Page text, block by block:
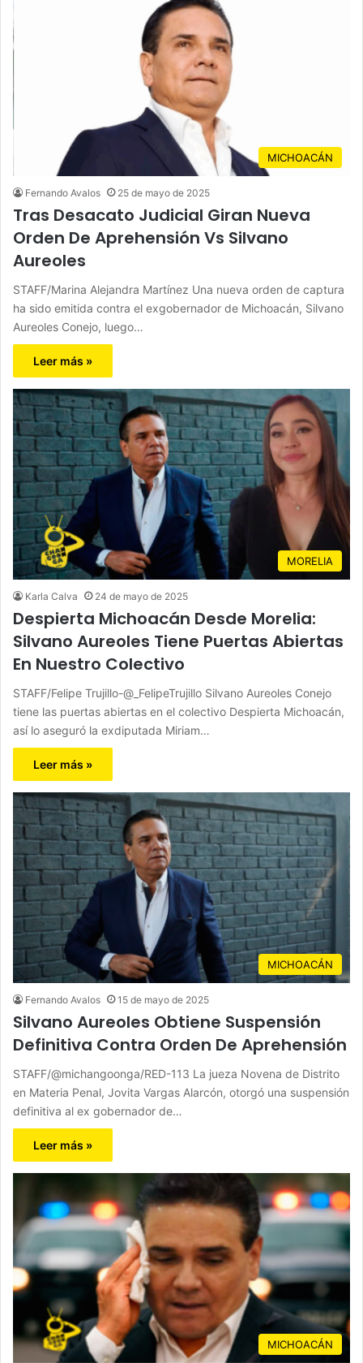
MICHOACÁN
Fernando Avalos 25 de mayo de 2025
Tras Desacato Judicial Giran Nueva
Orden De Aprehensión Vs Silvano
Aureoles
STAFF/Marina Alejandra Martínez Una nueva orden de captura
ha sido emitida contra el exgobernador de Michoacán, Silvano
Aureoles Conejo, luego…
Leer más »
MORELIA
Karla Calva 24 de mayo de 2025
Despierta Michoacán Desde Morelia:
Silvano Aureoles Tiene Puertas Abiertas
En Nuestro Colectivo
STAFF/Felipe Trujillo-@_FelipeTrujillo Silvano Aureoles Conejo
tiene las puertas abiertas en el colectivo Despierta Michoacán,
así lo aseguró la exdiputada Miriam…
Leer más »
MICHOACÁN
Fernando Avalos 15 de mayo de 2025
Silvano Aureoles Obtiene Suspensión
Definitiva Contra Orden De Aprehensión
STAFF/@michangoonga/RED-113 La jueza Novena de Distrito
en Materia Penal, Jovita Vargas Alarcón, otorgó una suspensión
definitiva al ex gobernador de…
Leer más »
MICHOACÁN